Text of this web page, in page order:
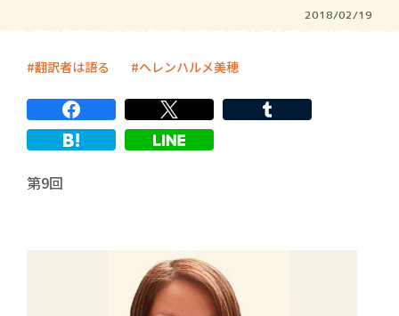
2018/02/19
翻訳者は語る ヘレンハルメ美穂
連載回数
第9回